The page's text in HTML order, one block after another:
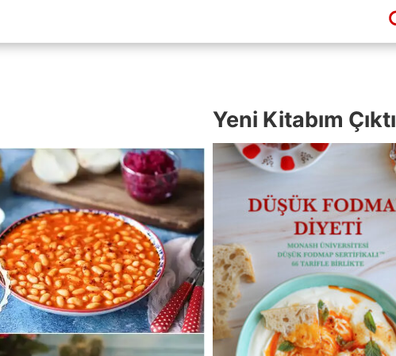
Yeni Kitabım Çıktı